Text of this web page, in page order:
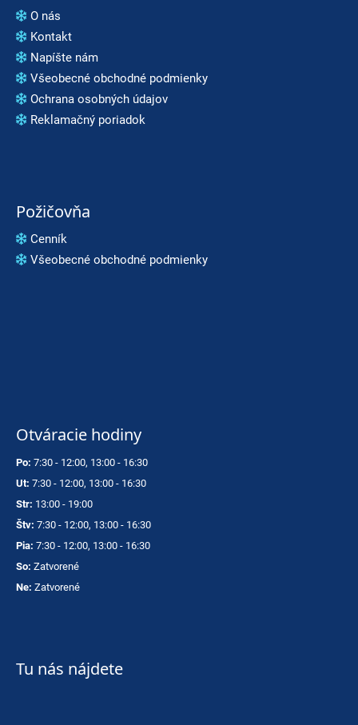
O nás
Kontakt
Napíšte nám
Všeobecné obchodné podmienky
Ochrana osobných údajov
Reklamačný poriadok
Požičovňa
Cenník
Všeobecné obchodné podmienky
Otváracie hodiny
Po: 7:30 - 12:00, 13:00 - 16:30
Ut: 7:30 - 12:00, 13:00 - 16:30
Str: 13:00 - 19:00
Štv: 7:30 - 12:00, 13:00 - 16:30
Pia: 7:30 - 12:00, 13:00 - 16:30
So: Zatvorené
Ne: Zatvorené
Tu nás nájdete